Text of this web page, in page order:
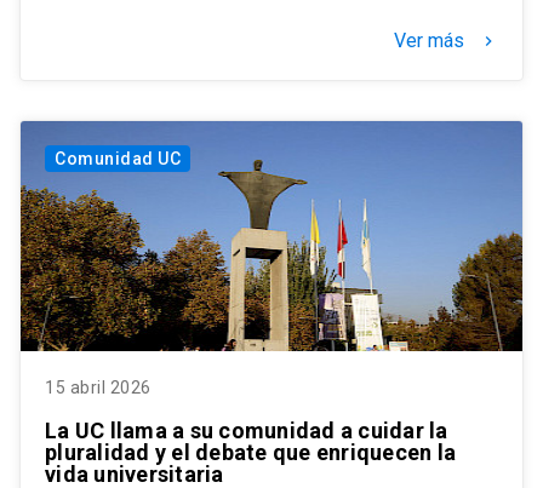
Ver más keyboard_arrow_right
Comunidad UC
15 abril 2026
La UC llama a su comunidad a cuidar la
pluralidad y el debate que enriquecen la
vida universitaria